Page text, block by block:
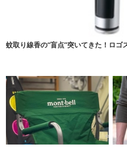
蚊取り線香の“盲点”突いてきた！ロゴ